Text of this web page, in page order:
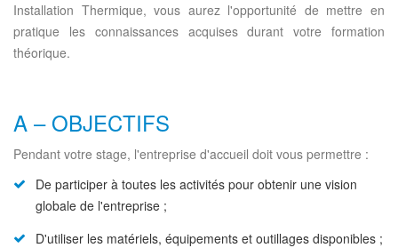
Installation Thermique, vous aurez l'opportunité de mettre en
pratique les connaissances acquises durant votre formation
théorique.
A – OBJECTIFS
Pendant votre stage, l'entreprise d'accueil doit vous permettre :
De participer à toutes les activités pour obtenir une vision
globale de l'entreprise ;
D'utiliser les matériels, équipements et outillages disponibles ;